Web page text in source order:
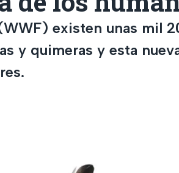
existen unas mil
y quimeras y esta